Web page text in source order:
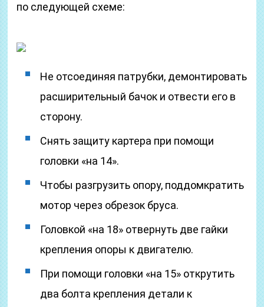
по следующей схеме:
Не отсоединяя патрубки, демонтировать
расширительный бачок и отвести его в
сторону.
Снять защиту картера при помощи
головки «на 14».
Чтобы разгрузить опору, поддомкратить
мотор через обрезок бруса.
Головкой «на 18» отвернуть две гайки
крепления опоры к двигателю.
При помощи головки «на 15» открутить
два болта крепления детали к